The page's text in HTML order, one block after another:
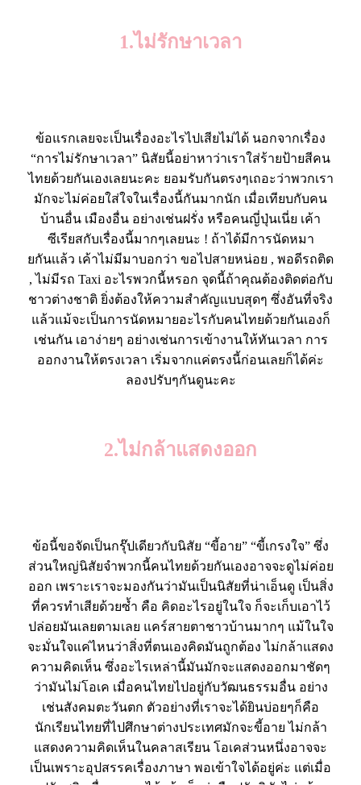
1.ไม่รักษาเวลา
ข้อแรกเลยจะเป็นเรื่องอะไรไปเสียไม่ได้ นอกจากเรื่อง
“การไม่รักษาเวลา” นิสัยนี้อย่าหาว่าเราใส่ร้ายป้ายสีคน
ไทยด้วยกันเองเลยนะคะ ยอมรับกันตรงๆเถอะว่าพวกเรา
มักจะไม่ค่อยใส่ใจในเรื่องนี้กันมากนัก เมื่อเทียบกับคน
บ้านอื่น เมืองอื่น อย่างเช่นฝรั่ง หรือคนญี่ปุ่นเนี่ย เค้า
ซีเรียสกับเรื่องนี้มากๆเลยนะ ! ถ้าได้มีการนัดหมา
ยกันเเล้ว เค้าไม่มีมาบอกว่า ขอไปสายหน่อย , พอดีรถติด
, ไม่มีรถ Taxi อะไรพวกนี้หรอก จุดนี้ถ้าคุณต้องติดต่อกับ
ชาวต่างชาติ ยิ่งต้องให้ความสำคัญแบบสุดๆ ซึ่งอันที่จริง
แล้วแม้จะเป็นการนัดหมายอะไรกับคนไทยด้วยกันเองก็
เช่นกัน เอาง่ายๆ อย่างเช่นการเข้างานให้ทันเวลา การ
ออกงานให้ตรงเวลา เริ่มจากแค่ตรงนี้ก่อนเลยก็ได้ค่ะ
ลองปรับๆกันดูนะคะ
2.ไม่กล้าแสดงออก
ข้อนี้ขอจัดเป็นกรุ๊ปเดียวกับนิสัย “ขี้อาย” “ขี้เกรงใจ” ซึ่ง
ส่วนใหญ่นิสัยจำพวกนี้คนไทยด้วยกันเองอาจจะดูไม่ค่อย
ออก เพราะเราจะมองกันว่ามันเป็นนิสัยที่น่าเอ็นดู เป็นสิ่ง
ที่ควรทำเสียด้วยซ้ำ คือ คิดอะไรอยู่ในใจ ก็จะเก็บเอาไว้
ปล่อยมันเลยตามเลย แคร์สายตาชาวบ้านมากๆ แม้ในใจ
จะมั่นใจแค่ไหนว่าสิ่งที่ตนเองคิดมันถูกต้อง ไม่กล้าแสดง
ความคิดเห็น ซึ่งอะไรเหล่านี้มันมักจะแสดงออกมาชัดๆ
ว่ามันไม่โอเค เมื่อคนไทยไปอยู่กับวัฒนธรรมอื่น อย่าง
เช่นสังคมตะวันตก ตัวอย่างที่เราจะได้ยินบ่อยๆก็คือ
นักเรียนไทยที่ไปศึกษาต่างประเทศมักจะขี้อาย ไม่กล้า
แสดงความคิดเห็นในคลาสเรียน โอเคส่วนหนึ่งอาจจะ
เป็นเพราะอุปสรรคเรื่องภาษา พอเข้าใจได้อยู่ค่ะ แต่เมื่อ